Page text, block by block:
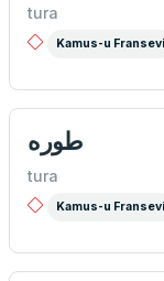
tura
Kamus-u Fransevi
طوره
tura
Kamus-u Fransevi